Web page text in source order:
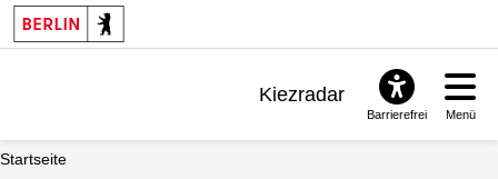
Kiezradar
Barrierefrei Menü
Startseite